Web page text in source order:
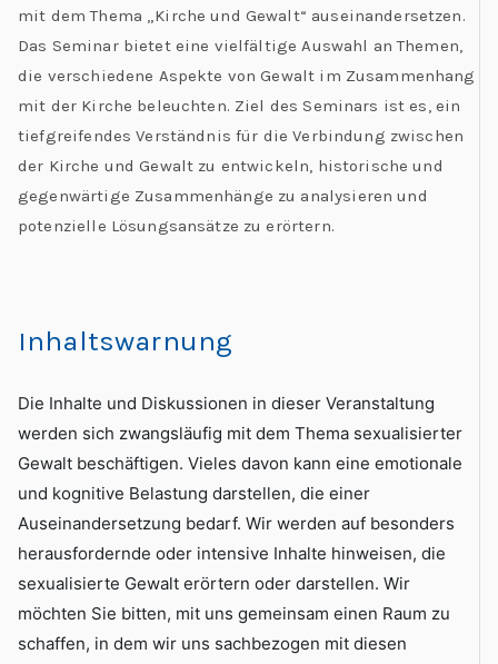
mit dem Thema „Kirche und Gewalt“ auseinandersetzen.
Das Seminar bietet eine vielfältige Auswahl an Themen,
die verschiedene Aspekte von Gewalt im Zusammenhang
mit der Kirche beleuchten. Ziel des Seminars ist es, ein
tiefgreifendes Verständnis für die Verbindung zwischen
der Kirche und Gewalt zu entwickeln, historische und
gegenwärtige Zusammenhänge zu analysieren und
potenzielle Lösungsansätze zu erörtern.
Inhaltswarnung
Die Inhalte und Diskussionen in dieser Veranstaltung
werden sich zwangsläufig mit dem Thema sexualisierter
Gewalt beschäftigen. Vieles davon kann eine emotionale
und kognitive Belastung darstellen, die einer
Auseinandersetzung bedarf. Wir werden auf besonders
herausfordernde oder intensive Inhalte hinweisen, die
sexualisierte Gewalt erörtern oder darstellen. Wir
möchten Sie bitten, mit uns gemeinsam einen Raum zu
schaffen, in dem wir uns sachbezogen mit diesen